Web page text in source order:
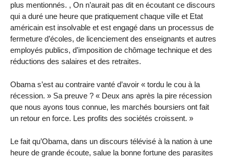
plus mentionnés. , On n’aurait pas dit en écoutant ce discours
qui a duré une heure que pratiquement chaque ville et Etat
américain est insolvable et est engagé dans un processus de
fermeture d’écoles, de licenciement des enseignants et autres
employés publics, d’imposition de chômage technique et des
réductions des salaires et des retraites.
Obama s’est au contraire vanté d’avoir « tordu le cou à la
récession. » Sa preuve ? « Deux ans après la pire récession
que nous ayons tous connue, les marchés boursiers ont fait
un retour en force. Les profits des sociétés croissent. »
Le fait qu’Obama, dans un discours télévisé à la nation à une
heure de grande écoute, salue la bonne fortune des parasites